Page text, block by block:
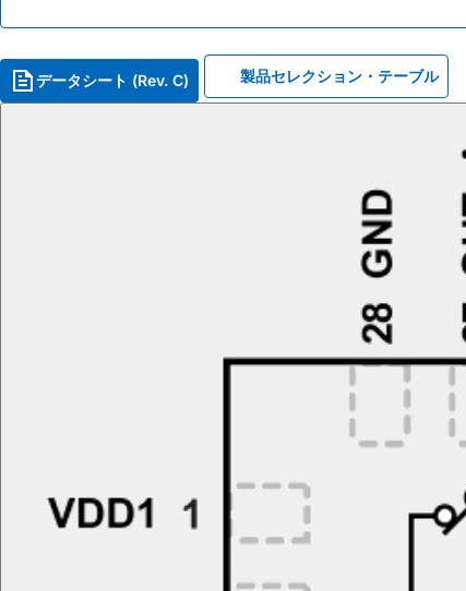
データシート (Rev. C) 製品セレクション・テーブル